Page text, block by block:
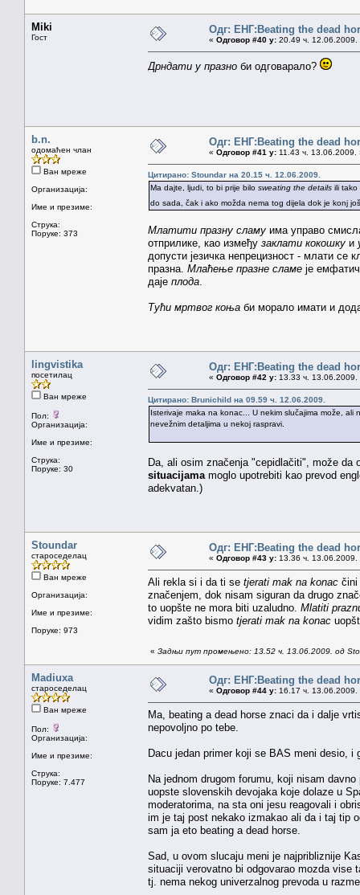
Miki
Гост
Одг: ЕНГ:Beating the dead
« Одговор #40 у: 20.49 ч. 12.06.2009.
Дрндати у празно би одговарало?
b.n.
одомаћен члан
Ван мреже
Организација:
Име и презиме:
Струка:
Поруке: 373
Одг: ЕНГ:Beating the dead
« Одговор #41 у: 11.43 ч. 13.06.2009.
Цитирано: Stoundar на 20.15 ч. 12.06.2009.
Ma dajte, ljudi, to bi prije bilo sweating the details ili
do sada, čak i ako možda nema tog dijela dok je konj
Млатити празну сламу има управо
отприлике, као између заклати кокошку и
допусти језичка непрецизност - млати се
празна. Млаћење празне сламе је
даје плода
Тући мртвог коња би морало имати и
lingvistika
посетилац
Ван мреже
Пол:
Организација:
Име и презиме:
Струка:
Поруке: 30
Одг: ЕНГ:Beating the dead
« Одговор #42 у: 13.33 ч. 13.06.2009.
Цитирано: Brunichild на 09.59 ч. 12.06.2009.
Isterivaje maka na konac... U nekim slučajima može,
nevežnim detaljima u nekoj raspravi.
Da, ali osim značenja "cepidlačiti", može
situacijama moglo upotrebiti kao prevod
adekvatan.)
Stoundar
староседелац
Ван мреже
Организација:
Име и презиме:
Поруке: 973
Одг: ЕНГ:Beating the dead
« Одговор #43 у: 13.36 ч. 13.06.2009.
Ali rekla si i da ti se tjerati mak na konac čini
značenjem, dok nisam siguran da drugo
to uopšte ne mora biti uzaludno. Mlatiti
vidim zašto bismo tjerati mak na konac
« Задњи пут промењено: 13.52 ч. 13.06.2009. од
Madiuxa
староседелац
Ван мреже
Пол:
Организација:
Име и презиме:
Струка:
Поруке: 7.477
Одг: ЕНГ:Beating the dead
« Одговор #44 у: 16.17 ч. 13.06.2009.
Ma, beating a dead horse znaci da i dalje
nepovoljno po tebe.
Dacu jedan primer koji se BAS meni desio, i
Na jednom drugom forumu, koji nisam
uopste slovenskih devojaka koje dolaze u
moderatorima, na sta oni jesu reagovali i
im je taj post nekako izmakao ali da i taj tip
sam ja eto beating a dead horse.
Sad, u ovom slucaju meni je najpribliznije
situaciji verovatno bi odgovarao mozda vise
tj. nema nekog univerzalnog prevoda u